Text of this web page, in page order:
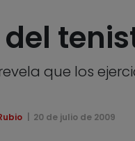
que los
20 de julio de 2009